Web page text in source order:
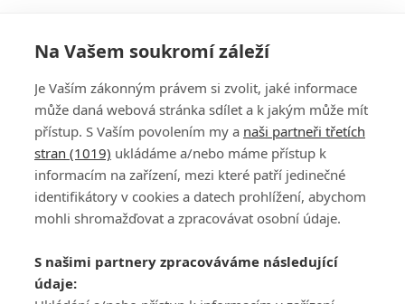
PŘIHLÁSIT
REGISTROVAT
DISKUZE
Šéfredaktorkou webu jePetr Slavík, e-mailserialy@fandimefilmu.cz
Máte-li zájem o inzerci na našem webu napište nám na e-mail
Na Vašem soukromí záleží
Je Vaším zákonným právem si zvolit, jaké informace
může daná webová stránka sdílet a k jakým může mít
přístup. S Vaším povolením my a naši partneři třetích
stran (1019) ukládáme a/nebo máme přístup k
informacím na zařízení, mezi které patří jedinečné
identifikátory v cookies a datech prohlížení, abychom
mohli shromažďovat a zpracovávat osobní údaje.
S našimi partnery zpracováváme následující
údaje: